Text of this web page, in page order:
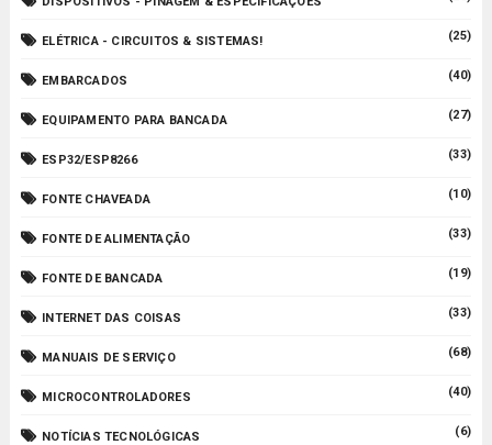
ELÉTRICA - CIRCUITOS & SISTEMAS! (25)
EMBARCADOS (40)
EQUIPAMENTO PARA BANCADA (27)
ESP32/ESP8266 (33)
FONTE CHAVEADA (10)
FONTE DE ALIMENTAÇÃO (33)
FONTE DE BANCADA (19)
INTERNET DAS COISAS (33)
MANUAIS DE SERVIÇO (68)
MICROCONTROLADORES (40)
NOTÍCIAS TECNOLÓGICAS (6)